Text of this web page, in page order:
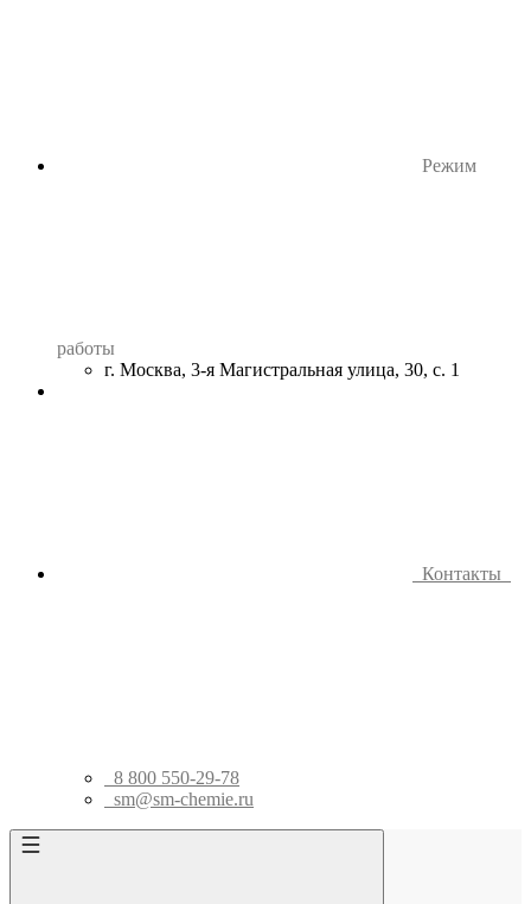
Режим
работы
г. Москва, 3-я Магистральная улица, 30, с. 1
Контакты
8 800 550-29-78
sm@sm-chemie.ru